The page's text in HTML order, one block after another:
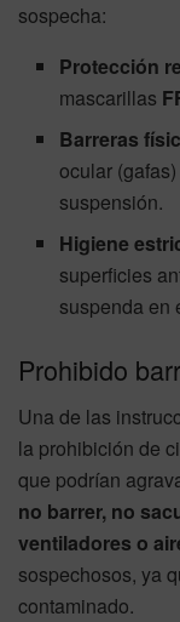
sospecha:
Protección
mascarillas
Barreras
ocular
suspensión.
Higiene
superficies
suspenda en
Prohibido
Una de las
la prohibición de
que podrían
no barrer, no
ventiladores o
sospechosos, ya
contaminado.